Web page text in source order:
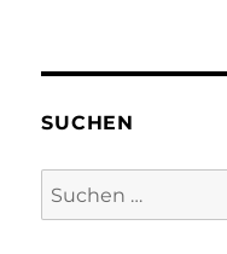
SUCHEN
Suche
nach: